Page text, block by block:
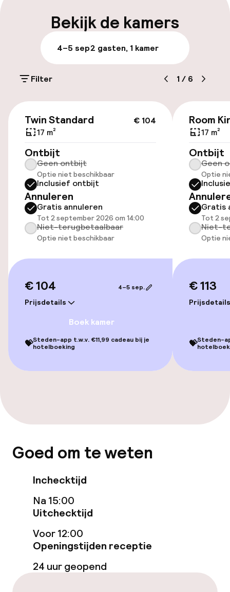
Parkeren & mobiliteit
Parkeergelegenheid op eigen terrein
(buiten)
Openbaar parkeren
Fietsverhuur
Toegankelijkheid
Overal rolstoeltoegankelijk
Zwemmen & wellness
Fitnessruimte / gym
Entertainment
Gratis wifi
Bar
Eet- en drinkdiensten
Ontbijtbuffet
Schoonmaakvoorzieningen
Wasservice
Bekijk de kamers
4–5 sep2 gasten, 1 kamer
Filter 1 / 6
€ 104
Twin Standard
17 m²
Ontbijt
Geen ontbijt
Optie niet beschikbaar
Inclusief ontbijt
Annuleren
Gratis annuleren
Tot 2 september 2026 om 14:00
Niet-terugbetaalbaar
Optie niet beschikbaar
€ 104
Prijsdetails
4–5 sep.
Boek kamer
💝Steden-app t.w.v. €11,99 cadeau bij je
hotelboeking
Room
17 m²
Ontbijt
Geen
Optie
Gratis
Tot 2
Niet-
Optie
€ 113
Prijsdetails
💝Steden-
Goed om te weten
Inchecktijd
Na 15:00
Uitchecktijd
Voor 12:00
Openingstijden receptie
24 uur geopend